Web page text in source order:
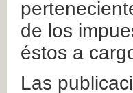
de los
éstos a
Las